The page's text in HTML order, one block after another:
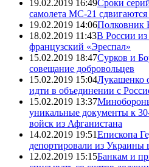
19.02.2019 16:49Сроки
самолета МС-21 сдвигаются
19.02.2019 14:06Полковник
18.02.2019 11:43В России
французский «Эреспал»
15.02.2019 18:47Сурков и
совещание добровольцев
15.02.2019 15:04Лукашенко
идти в объединении с
15.02.2019 13:37
уникальные документы к
войск из Афганистана
14.02.2019 19:51Епископа
депортировали из
12.02.2019 15:15Банкам и